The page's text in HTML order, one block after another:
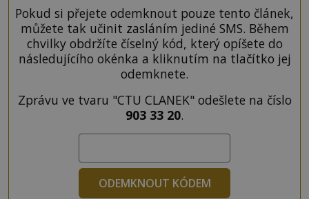
Pokud si přejete odemknout pouze tento článek,
můžete tak učinit zasláním jediné SMS. Během
chvilky obdržíte číselný kód, který opíšete do
následujícího okénka a kliknutím na tlačítko jej
odemknete.
Zprávu ve tvaru "CTU CLANEK" odešlete na číslo
903 33 20.
ODEMKNOUT KÓDEM